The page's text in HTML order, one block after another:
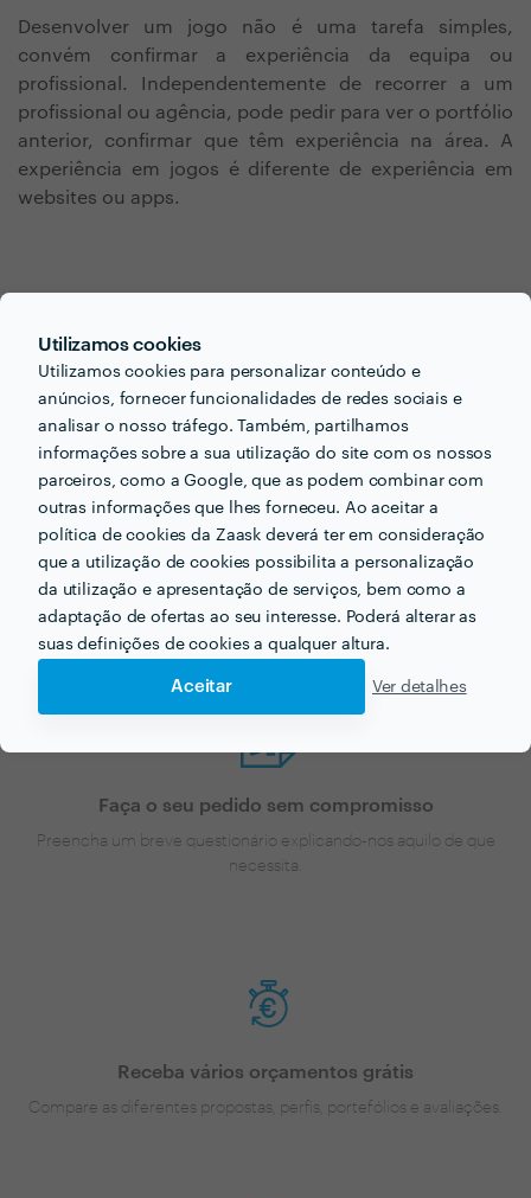
Utilizamos cookies
Utilizamos cookies para personalizar conteúdo e
anúncios, fornecer funcionalidades de redes sociais e
analisar o nosso tráfego. Também, partilhamos
informações sobre a sua utilização do site com os nossos
parceiros, como a Google, que as podem combinar com
outras informações que lhes forneceu. Ao aceitar a
política de cookies da Zaask deverá ter em consideração
que a utilização de cookies possibilita a personalização
da utilização e apresentação de serviços, bem como a
adaptação de ofertas ao seu interesse. Poderá alterar as
suas definições de cookies a qualquer altura.
Aceitar Ver detalhes
Desenvolver um jogo não é uma tarefa simples,
convém confirmar a experiência da equipa ou
profissional. Independentemente de recorrer a um
profissional ou agência, pode pedir para ver o portfólio
anterior, confirmar que têm experiência na área. A
experiência em jogos é diferente de experiência em
websites ou apps.
Procura desenvolvimento
de jogos para o seu
próximo projecto?
Agora que tem uma ideia dos preços vamos encontar
o profissional certo para si!
Faça o seu pedido sem compromisso
Preencha um breve questionário explicando-nos aquilo de que
necessita.
Receba vários orçamentos grátis
Compare as diferentes propostas, perfis, portefólios e avaliações.